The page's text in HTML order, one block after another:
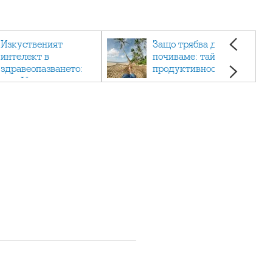
Изкуственият
интелект в
здравеопазването:
как AI променя
Защо трябва да си
почиваме: тайната на
продуктивността,
здравето и добрия